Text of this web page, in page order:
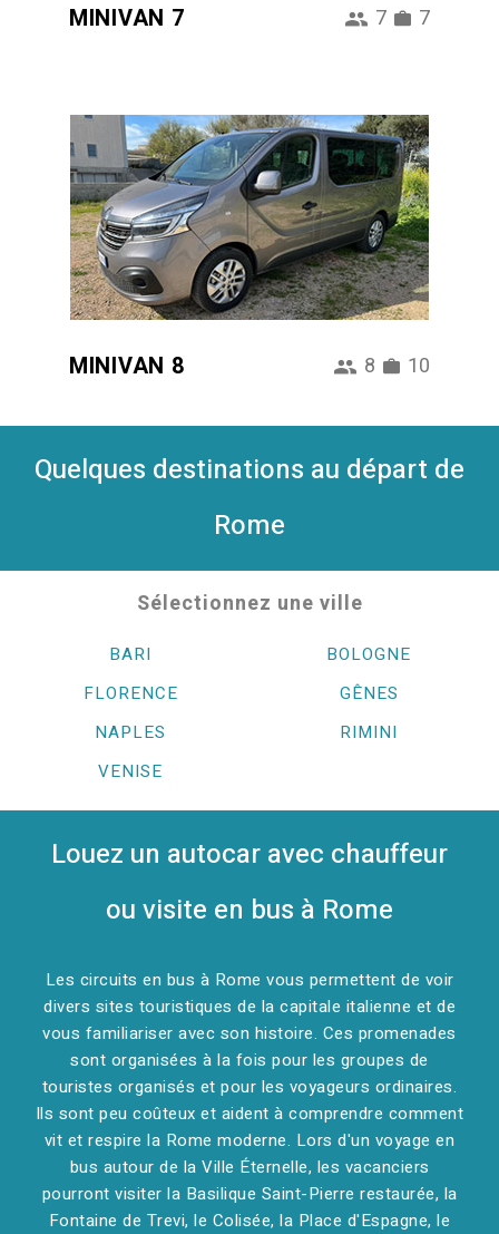
MINIVAN 7 7 7
MINIVAN 8 8 10
Quelques destinations au départ de
Rome
Sélectionnez une ville
BARI
BOLOGNE
FLORENCE
GÊNES
NAPLES
RIMINI
VENISE
Louez un autocar avec chauffeur
ou visite en bus à Rome
Les circuits en bus à Rome vous permettent de voir
divers sites touristiques de la capitale italienne et de
vous familiariser avec son histoire. Ces promenades
sont organisées à la fois pour les groupes de
touristes organisés et pour les voyageurs ordinaires.
Ils sont peu coûteux et aident à comprendre comment
vit et respire la Rome moderne. Lors d'un voyage en
bus autour de la Ville Éternelle, les vacanciers
pourront visiter la Basilique Saint-Pierre restaurée, la
Fontaine de Trevi, le Colisée, la Place d'Espagne, le